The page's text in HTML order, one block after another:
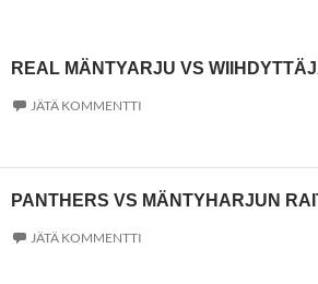
REAL MÄNTYARJU VS
JÄTÄ KOMMENTTI
PANTHERS VS MÄNTYHARJUN
JÄTÄ KOMMENTTI